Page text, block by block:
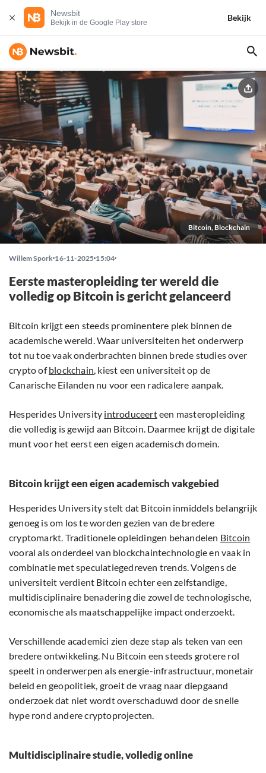
Newsbit
Bekijk in de Google Play store
Bekijk
Bitcoin, Blockchain
Willem Spork 16-11-2025 15:04
Eerste masteropleiding ter wereld die
volledig op Bitcoin is gericht gelanceerd
Bitcoin krijgt een steeds prominentere plek binnen de
academische wereld. Waar universiteiten het onderwerp
tot nu toe vaak onderbrachten binnen brede studies over
crypto ofblockchain, kiest een universiteit op de
Canarische Eilanden nu voor een radicalere aanpak.
Hesperides University introduceerteen masteropleiding
die volledig is gewijd aan Bitcoin. Daarmee krijgt de digitale
munt voor het eerst een eigen academisch domein.
Bitcoin krijgt een eigen academisch vakgebied
Hesperides University stelt dat Bitcoin inmiddels belangrijk
genoeg is om los te worden gezien van de bredere
cryptomarkt. Traditionele opleidingen behandelen Bitcoin
vooral als onderdeel van blockchaintechnologie en vaak in
combinatie met speculatiegedreven trends. Volgens de
universiteit verdient Bitcoin echter een zelfstandige,
multidisciplinaire benadering die zowel de technologische,
economische als maatschappelijke impact onderzoekt.
Verschillende academici zien deze stap als teken van een
bredere ontwikkeling. Nu Bitcoin een steeds grotere rol
speelt in onderwerpen als energie-infrastructuur, monetair
beleid en geopolitiek, groeit de vraag naar diepgaand
onderzoek dat niet wordt overschaduwd door de snelle
hype rond andere cryptoprojecten.
Multidisciplinaire studie, volledig online